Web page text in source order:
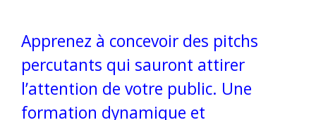
Apprenez à concevoir des pitchs
percutants qui sauront attirer
l’attention de votre public. Une
formation dynamique et